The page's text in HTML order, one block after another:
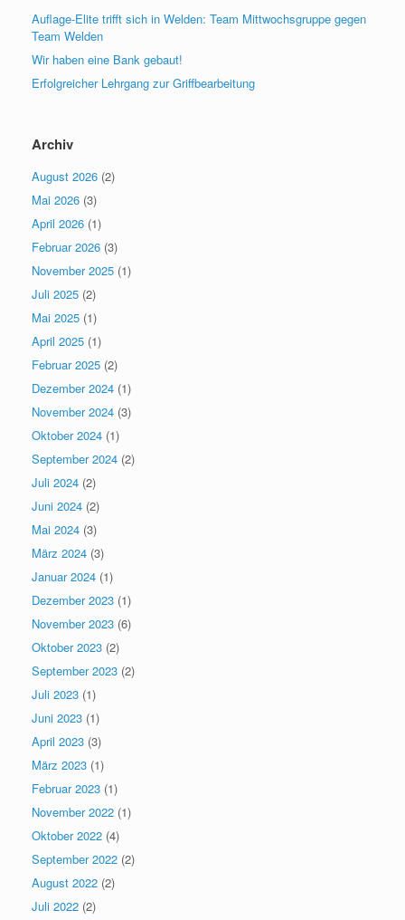
Auflage-Elite trifft sich in Welden: Team Mittwochsgruppe gegen
Team Welden
Wir haben eine Bank gebaut!
Erfolgreicher Lehrgang zur Griffbearbeitung
Archiv
August 2026 (2)
Mai 2026 (3)
April 2026 (1)
Februar 2026 (3)
November 2025 (1)
Juli 2025 (2)
Mai 2025 (1)
April 2025 (1)
Februar 2025 (2)
Dezember 2024 (1)
November 2024 (3)
Oktober 2024 (1)
September 2024 (2)
Juli 2024 (2)
Juni 2024 (2)
Mai 2024 (3)
März 2024 (3)
Januar 2024 (1)
Dezember 2023 (1)
November 2023 (6)
Oktober 2023 (2)
September 2023 (2)
Juli 2023 (1)
Juni 2023 (1)
April 2023 (3)
März 2023 (1)
Februar 2023 (1)
November 2022 (1)
Oktober 2022 (4)
September 2022 (2)
August 2022 (2)
Juli 2022 (2)